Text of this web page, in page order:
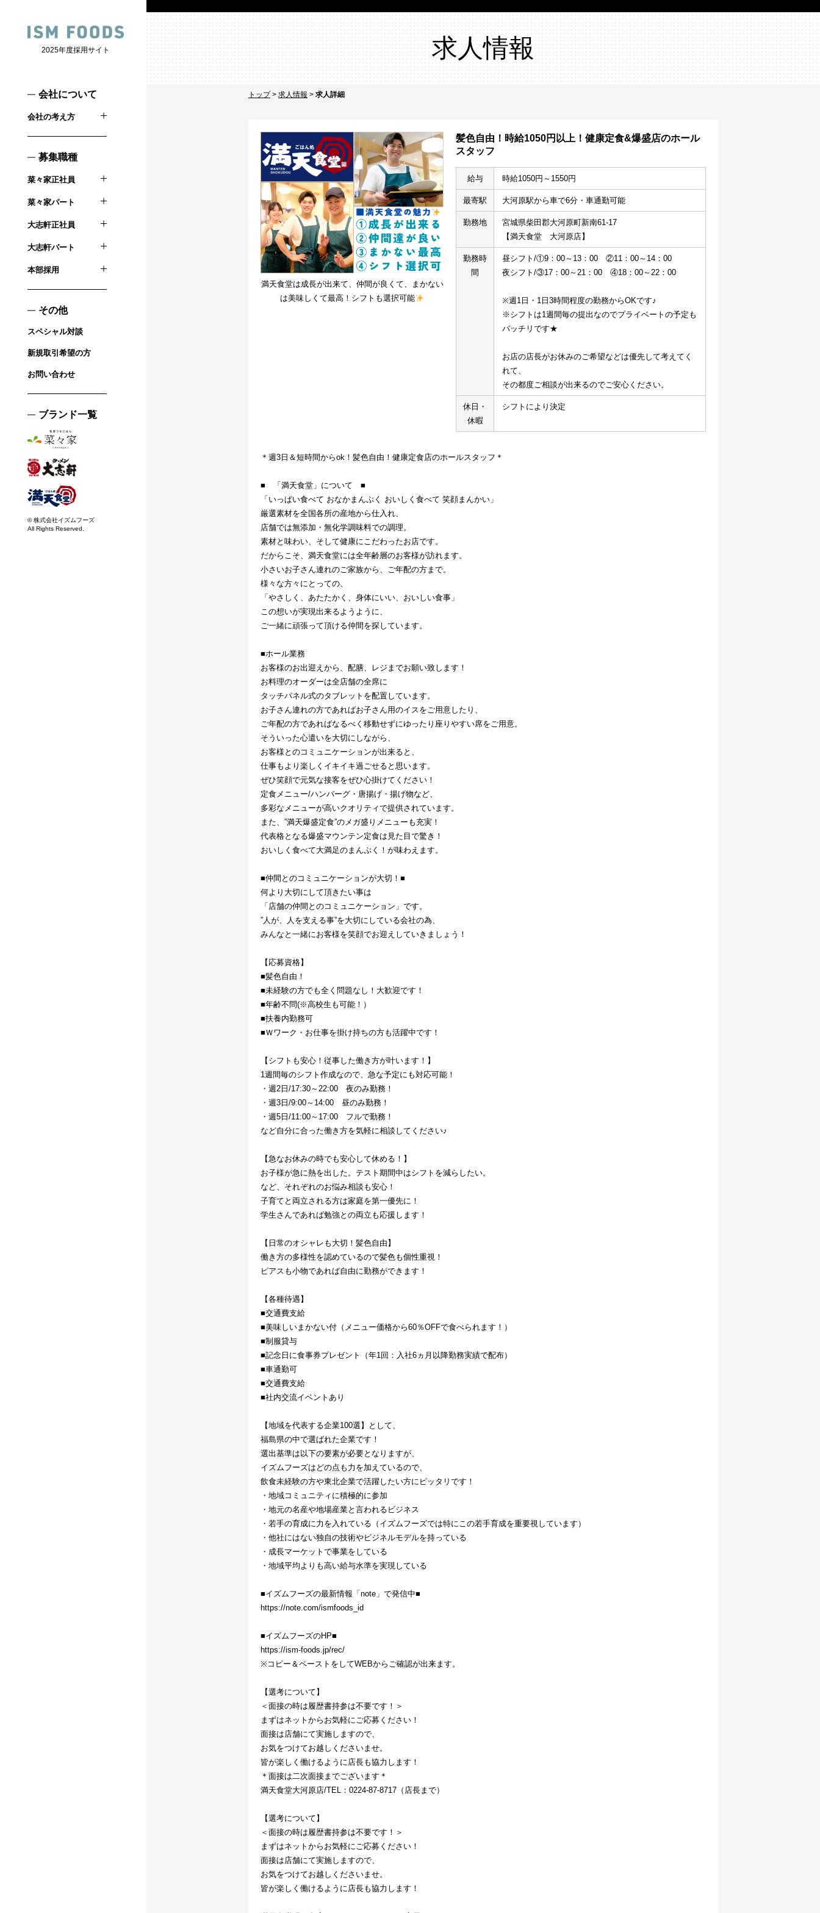
2025年度採用サイト
会社について
会社の考え方
募集職種
菜々家正社員
菜々家パート
大志軒正社員
大志軒パート
本部採用
その他
スペシャル対談
新規取引希望の方
お問い合わせ
ブランド一覧
© 株式会社イズムフーズ
All Rights Reserved.
求人情報
トップ> 求人情報 > 求人詳細
満天食堂は成長が出来て、仲間が良くて、まかない
は美味しくて最高！シフトも選択可能
髪色自由！時給1050円以上！健康定食&爆盛店のホール
スタッフ
給与 時給1050円～1550円
最寄駅 大河原駅から車で6分・車通勤可能
勤務地
宮城県柴田郡大河原町新南61-17
【満天食堂　大河原店】
勤務時
間
昼シフト/①9：00～13：00　②11：00～14：00
夜シフト/③17：00～21：00　④18：00～22：00
※週1日・1日3時間程度の勤務からOKです♪
※シフトは1週間毎の提出なのでプライベートの予定も
バッチリです★
お店の店長がお休みのご希望などは優先して考えてく
れて、
その都度ご相談が出来るのでご安心ください。
休日・
休暇
シフトにより決定
＊週3日＆短時間からok！髪色自由！健康定食店のホールスタッフ＊
■　「満天食堂」について　■
「いっぱい食べて おなかまんぷく おいしく食べて 笑顔まんかい」
厳選素材を全国各所の産地から仕入れ、
店舗では無添加・無化学調味料での調理。
素材と味わい、そして健康にこだわったお店です。
だからこそ、満天食堂には全年齢層のお客様が訪れます。
小さいお子さん連れのご家族から、ご年配の方まで。
様々な方々にとっての、
「やさしく、あたたかく、身体にいい、おいしい食事」
この想いが実現出来るようように、
ご一緒に頑張って頂ける仲間を探しています。
■ホール業務
お客様のお出迎えから、配膳、レジまでお願い致します！
お料理のオーダーは全店舗の全席に
タッチパネル式のタブレットを配置しています。
お子さん連れの方であればお子さん用のイスをご用意したり、
ご年配の方であればなるべく移動せずにゆったり座りやすい席をご用意。
そういった心遣いを大切にしながら、
お客様とのコミュニケーションが出来ると、
仕事もより楽しくイキイキ過ごせると思います。
ぜひ笑顔で元気な接客をぜひ心掛けてください！
定食メニュー/ハンバーグ・唐揚げ・揚げ物など、
多彩なメニューが高いクオリティで提供されています。
また、”満天爆盛定食”のメガ盛りメニューも充実！
代表格となる爆盛マウンテン定食は見た目で驚き！
おいしく食べて大満足のまんぷく！が味わえます。
■仲間とのコミュニケーションが大切！■
何より大切にして頂きたい事は
「店舗の仲間とのコミュニケーション」です。
”人が、人を支える事”を大切にしている会社の為、
みんなと一緒にお客様を笑顔でお迎えしていきましょう！
【応募資格】
■髪色自由！
■未経験の方でも全く問題なし！大歓迎です！
■年齢不問(※高校生も可能！）
■扶養内勤務可
■Ｗワーク・お仕事を掛け持ちの方も活躍中です！
【シフトも安心！従事した働き方が叶います！】
1週間毎のシフト作成なので、急な予定にも対応可能！
・週2日/17:30～22:00　夜のみ勤務！
・週3日/9:00～14:00　昼のみ勤務！
・週5日/11:00～17:00　フルで勤務！
など自分に合った働き方を気軽に相談してください♪
【急なお休みの時でも安心して休める！】
お子様が急に熱を出した。テスト期間中はシフトを減らしたい。
など、それぞれのお悩み相談も安心！
子育てと両立される方は家庭を第一優先に！
学生さんであれば勉強との両立も応援します！
【日常のオシャレも大切！髪色自由】
働き方の多様性を認めているので髪色も個性重視！
ピアスも小物であれば自由に勤務ができます！
【各種待遇】
■交通費支給
■美味しいまかない付（メニュー価格から60％OFFで食べられます！）
■制服貸与
■記念日に食事券プレゼント（年1回：入社6ヵ月以降勤務実績で配布）
■車通勤可
■交通費支給
■社内交流イベントあり
【地域を代表する企業100選】として、
福島県の中で選ばれた企業です！
選出基準は以下の要素が必要となりますが、
イズムフーズはどの点も力を加えているので、
飲食未経験の方や東北企業で活躍したい方にピッタリです！
・地域コミュニティに積極的に参加
・地元の名産や地場産業と言われるビジネス
・若手の育成に力を入れている（イズムフーズでは特にこの若手育成を重要視しています）
・他社にはない独自の技術やビジネルモデルを持っている
・成長マーケットで事業をしている
・地域平均よりも高い給与水準を実現している
■イズムフーズの最新情報「note」で発信中■
https://note.com/ismfoods_id
■イズムフーズのHP■
https://ism-foods.jp/rec/
※コピー＆ペーストをしてWEBからご確認が出来ます。
【選考について】
＜面接の時は履歴書持参は不要です！＞
まずはネットからお気軽にご応募ください！
面接は店舗にて実施しますので、
お気をつけてお越しくださいませ。
皆が楽しく働けるように店長も協力します！
＊面接は二次面接までございます＊
満天食堂大河原店/TEL：0224-87-8717（店長まで）
【選考について】
＜面接の時は履歴書持参は不要です！＞
まずはネットからお気軽にご応募ください！
面接は店舗にて実施しますので、
お気をつけてお越しくださいませ。
皆が楽しく働けるように店長も協力します！